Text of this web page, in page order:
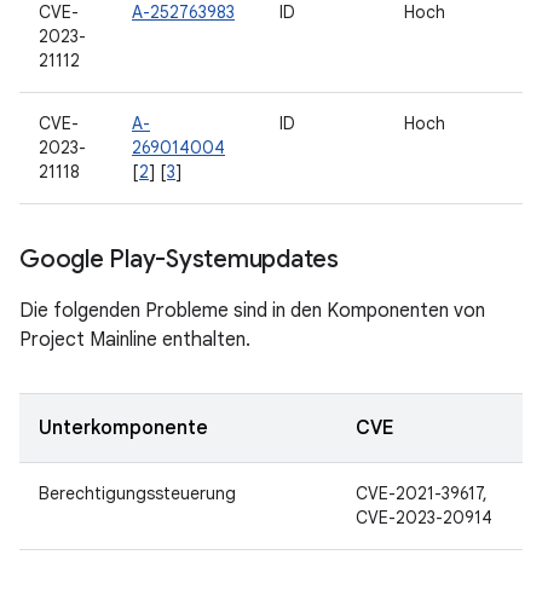
CVE-
2023-
21112
A-252763983 ID Hoch
CVE-
2023-
21118
A-
269014004
[2] [3]
ID Hoch
Google Play-Systemupdates
Die folgenden Probleme sind in den Komponenten von
Project Mainline enthalten.
Unterkomponente CVE
Berechtigungssteuerung
CVE-2021-39617,
CVE-2023-20914